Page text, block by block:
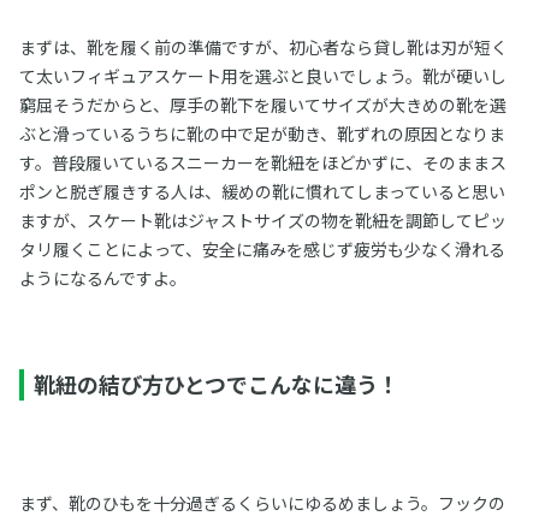
まずは、靴を履く前の準備ですが、初心者なら貸し靴は刃が短く
て太いフィギュアスケート用を選ぶと良いでしょう。靴が硬いし
窮屈そうだからと、厚手の靴下を履いてサイズが大きめの靴を選
ぶと滑っているうちに靴の中で足が動き、靴ずれの原因となりま
す。普段履いているスニーカーを靴紐をほどかずに、そのままス
ポンと脱ぎ履きする人は、緩めの靴に慣れてしまっていると思い
ますが、スケート靴はジャストサイズの物を靴紐を調節してピッ
タリ履くことによって、安全に痛みを感じず疲労も少なく滑れる
ようになるんですよ。
靴紐の結び方ひとつでこんなに違う！
まず、靴のひもを十分過ぎるくらいにゆるめましょう。フックの